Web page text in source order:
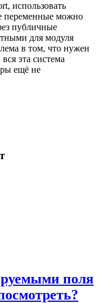
использовать
переменные можно
публичные
для модуля
в том, что нужен
эта система
ещё не
поля